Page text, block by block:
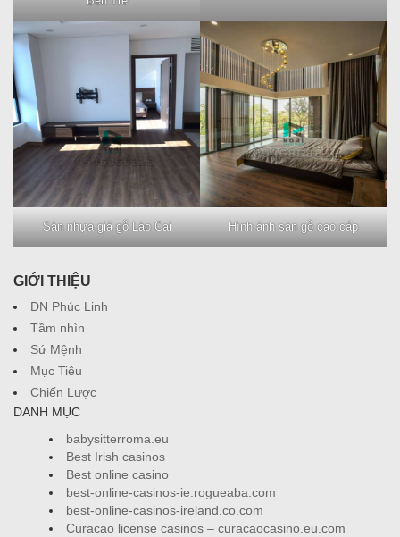
Sàn nhựa giả gỗ Lào Cai Hình ảnh sàn gỗ cao cấp
GIỚI THIỆU
DN Phúc Linh
Tầm nhìn
Sứ Mệnh
Mục Tiêu
Chiến Lược
DANH MỤC
babysitterroma.eu
Best Irish casinos
Best online casino
best-online-casinos-ie.rogueaba.com
best-online-casinos-ireland.co.com
Curacao license casinos – curacaocasino.eu.com